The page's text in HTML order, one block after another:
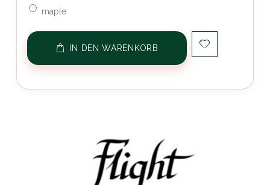
maple
IN DEN WARENKORB